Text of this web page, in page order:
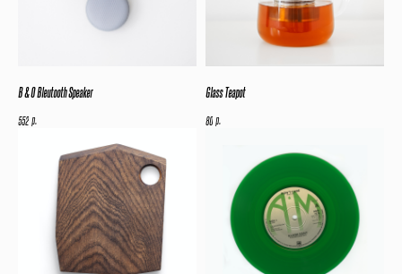
B & O Bleutooth Speaker
552 р.
Glass Teapot
80 р.